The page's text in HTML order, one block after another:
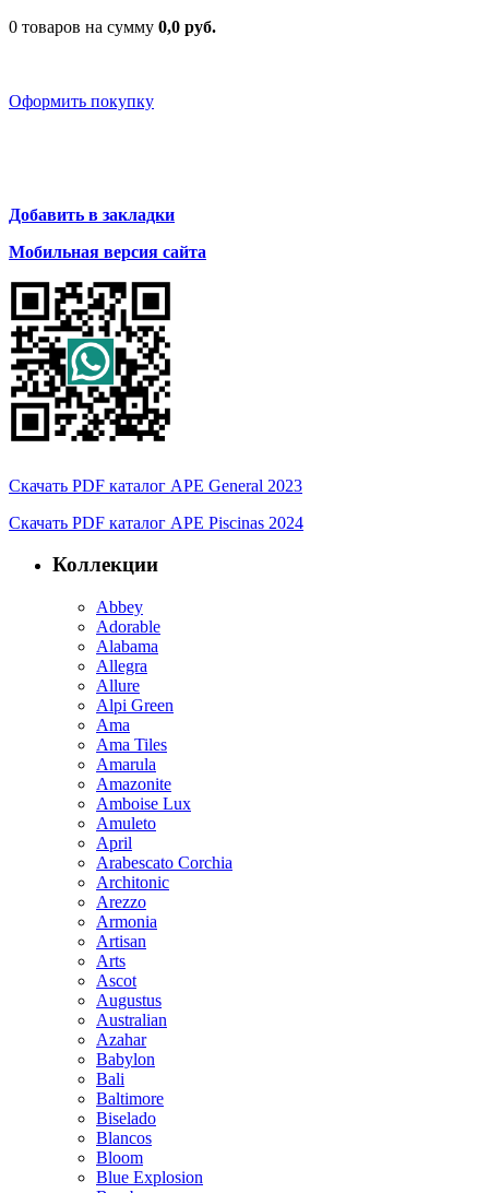
0 товаров на сумму 0,0 руб.
Оформить покупку
Добавить в закладки
Мобильная версия сайта
Скачать PDF каталог APE General 2023
Скачать PDF каталог APE Piscinas 2024
Коллекции
Abbey
Adorable
Alabama
Allegra
Allure
Alpi Green
Ama
Ama Tiles
Amarula
Amazonite
Amboise Lux
Amuleto
April
Arabescato Corchia
Architonic
Arezzo
Armonia
Artisan
Arts
Ascot
Augustus
Australian
Azahar
Babylon
Bali
Baltimore
Biselado
Blancos
Bloom
Blue Explosion